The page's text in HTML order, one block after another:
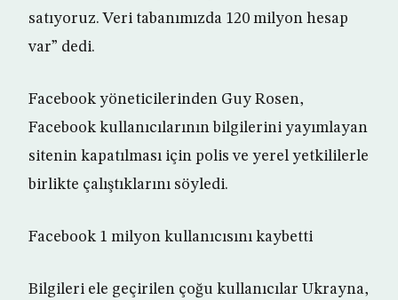
satıyoruz. Veri tabanımızda 120 milyon hesap
var” dedi.
Facebook yöneticilerinden Guy Rosen,
Facebook kullanıcılarının bilgilerini yayımlayan
sitenin kapatılması için polis ve yerel yetkililerle
birlikte çalıştıklarını söyledi.
Facebook 1 milyon kullanıcısını kaybetti
Bilgileri ele geçirilen çoğu kullanıcılar Ukrayna,